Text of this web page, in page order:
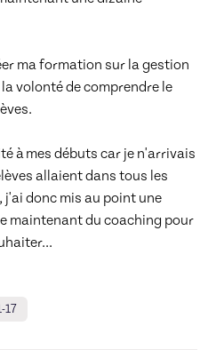
ma formation sur la gestion
volonté de comprendre le
allaient dans tous les
j'ai donc mis au point une
maintenant du coaching pour
...
17